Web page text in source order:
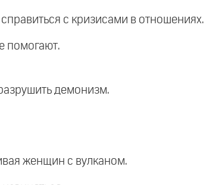
с кризисами в отношениях.
помогают.
демонизм.
женщин с вулканом.